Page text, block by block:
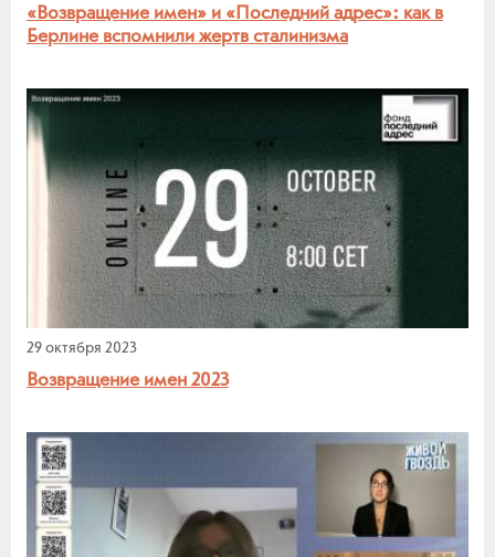
«Возвращение имен» и «Последний адрес»: как в
Берлине вспомнили жертв сталинизма
29 октября 2023
Возвращение имен 2023